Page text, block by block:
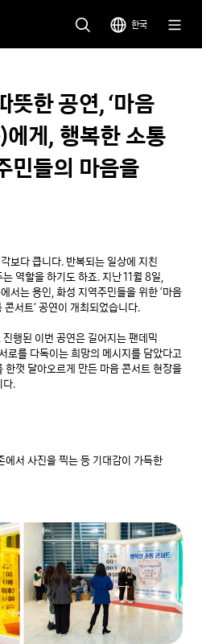
한국
뜻한 공연, ‘마음
게, 행복한 소통
민들의 마음을
보다 큽니다. 반복되는 일상에 지친
역할을 하기도 하죠. 지난 11월 8일,
서는 용인, 화성 지역주민들을 위한 ‘마음
서트’ 공연이 개최되었습니다.
행된 이번 공연은 길어지는 팬데믹
로를 다독이는 희망의 메시지를 담았다고
껏 달아오르게 만든 마음 콘서트 현장을
다.
서 사진을 찍는 등 기대감이 가득한